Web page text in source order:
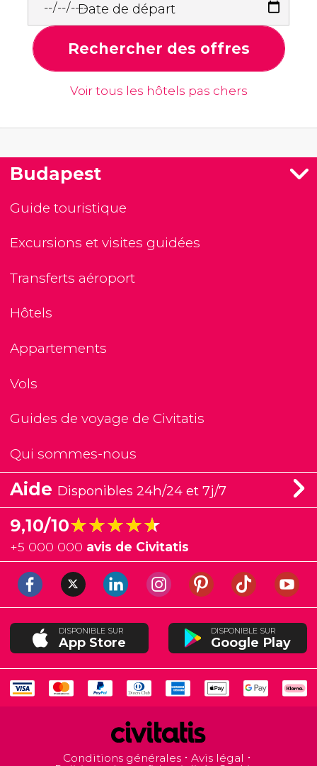
Date de départ
Rechercher des offres
Voir tous les hôtels pas chers
Budapest
Guide touristique
Excursions et visites guidées
Transferts aéroport
Hôtels
Appartements
Vols
Guides de voyage de Civitatis
Qui sommes-nous
Aide Disponibles 24h/24 et 7j/7
9,10/10★★★★★
★★★★★
+5 000 000 avis de Civitatis
DISPONIBLE SUR
App Store
DISPONIBLE SUR
Google Play
Conditions générales
Avis légal